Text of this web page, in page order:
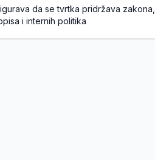
da se tvrtka pridržava zakona,
i internih politika